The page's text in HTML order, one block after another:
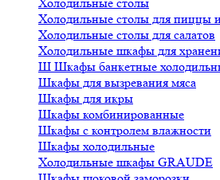
Холодильные столы для пиццы и
Холодильные столы для салатов
Холодильные шкафы для
Ш Шкафы банкетные
Шкафы для вызревания мяса
Шкафы для икры
Шкафы комбинированные
Шкафы с контролем влажности
Шкафы холодильные
Холодильные шкафы GRAUDE